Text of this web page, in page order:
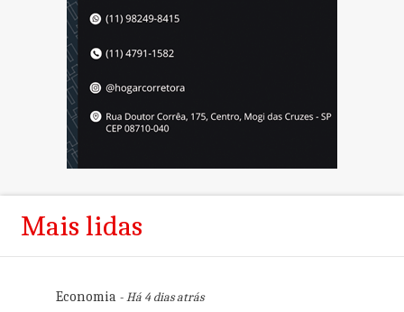
Mais lidas
Economia- Há 4 dias atrás